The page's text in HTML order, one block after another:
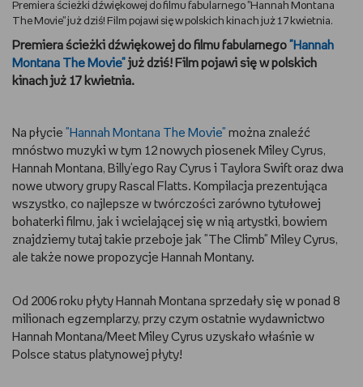
TRENUJĘ
MAM ZWIERZĘTA
PASJE DZIECKA
GRAM
PORADNIKI
WYWIADY
Premiera ścieżki dźwiękowej do filmu fabularnego "Hannah Montana
The Movie" już dziś! Film pojawi się w polskich kinach już 17 kwietnia.
Premiera ścieżki dźwiękowej do filmu fabularnego "Hannah
Montana The Movie" już dziś! Film pojawi się w polskich
kinach już 17 kwietnia.
Na płycie "Hannah Montana The Movie" można znaleźć
mnóstwo muzyki w tym 12 nowych piosenek Miley Cyrus,
Hannah Montana, Billy'ego Ray Cyrus i Taylora Swift oraz dwa
nowe utwory grupy Rascal Flatts. Kompilacja prezentująca
wszystko, co najlepsze w twórczości zarówno tytułowej
bohaterki filmu, jak i wcielającej się w nią artystki, bowiem
znajdziemy tutaj takie przeboje jak "The Climb" Miley Cyrus,
ale także nowe propozycje Hannah Montany.
Od 2006 roku płyty Hannah Montana sprzedały się w ponad 8
milionach egzemplarzy, przy czym ostatnie wydawnictwo
Hannah Montana/Meet Miley Cyrus uzyskało właśnie w
Polsce status platynowej płyty!